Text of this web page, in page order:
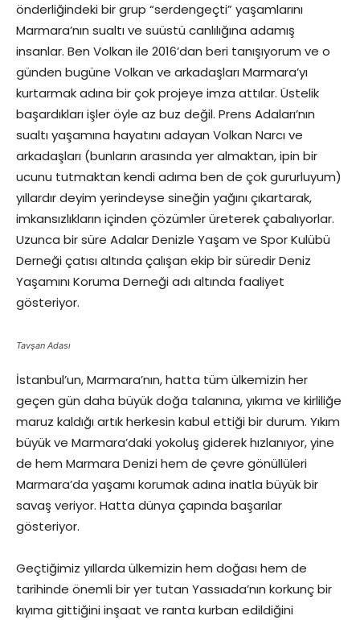
önderliğindeki bir grup “serdengeçti” yaşamlarını
Marmara’nın sualtı ve suüstü canlılığına adamış
insanlar. Ben Volkan ile 2016’dan beri tanışıyorum ve o
günden bugüne Volkan ve arkadaşları Marmara’yı
kurtarmak adına bir çok projeye imza attılar. Üstelik
başardıkları işler öyle az buz değil. Prens Adaları’nın
sualtı yaşamına hayatını adayan Volkan Narcı ve
arkadaşları (bunların arasında yer almaktan, ipin bir
ucunu tutmaktan kendi adıma ben de çok gururluyum)
yıllardır deyim yerindeyse sineğin yağını çıkartarak,
imkansızlıkların içinden çözümler üreterek çabalıyorlar.
Uzunca bir süre Adalar Denizle Yaşam ve Spor Kulübü
Derneği çatısı altında çalışan ekip bir süredir Deniz
Yaşamını Koruma Derneği adı altında faaliyet
gösteriyor.
Tavşan Adası
İstanbul’un, Marmara’nın, hatta tüm ülkemizin her
geçen gün daha büyük doğa talanına, yıkıma ve kirliliğe
maruz kaldığı artık herkesin kabul ettiği bir durum. Yıkım
büyük ve Marmara’daki yokoluş giderek hızlanıyor, yine
de hem Marmara Denizi hem de çevre gönüllüleri
Marmara’da yaşamı korumak adına inatla büyük bir
savaş veriyor. Hatta dünya çapında başarılar
gösteriyor.
Geçtiğimiz yıllarda ülkemizin hem doğası hem de
tarihinde önemli bir yer tutan Yassıada’nın korkunç bir
kıyıma gittiğini inşaat ve ranta kurban edildiğini